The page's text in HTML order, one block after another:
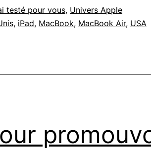
testé pour vous, Univers Apple
, iPad, MacBook, MacBook Air, USA